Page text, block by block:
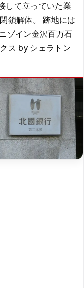
して立っていた業
鎖解体。 跡地には
ゾイン金沢百万石
ス by シェラトン